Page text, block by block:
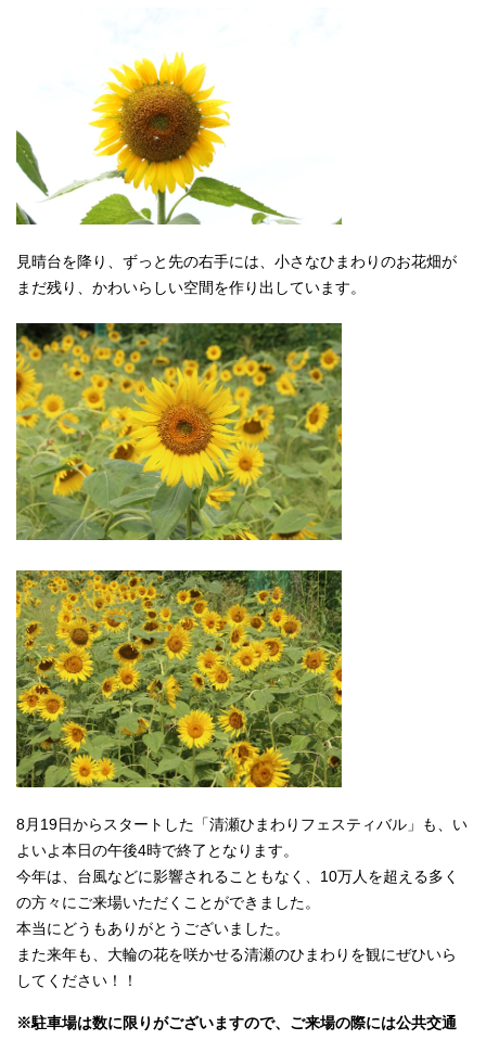
見晴台を降り、ずっと先の右手には、小さなひまわりのお花畑が
まだ残り、かわいらしい空間を作り出しています。
8月19日からスタートした「清瀬ひまわりフェスティバル」も、い
よいよ本日の午後4時で終了となります。
今年は、台風などに影響されることもなく、10万人を超える多く
の方々にご来場いただくことができました。
本当にどうもありがとうございました。
また来年も、大輪の花を咲かせる清瀬のひまわりを観にぜひいら
してください！！
※駐車場は数に限りがございますので、ご来場の際には公共交通